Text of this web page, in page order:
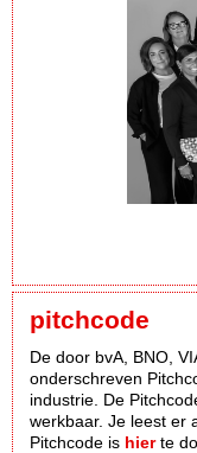
pitchcode
De door bvA, BNO,
onderschreven
industrie. De
werkbaar. Je leest er
Pitchcode is hierte